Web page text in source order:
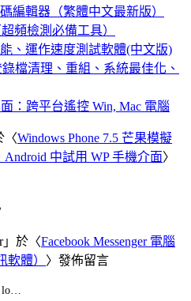
編輯器（繁體中文最新版）
頻檢測必備工具）
能、運作速度測試軟體(中文版)
錄檔清理、重組、系統最佳化、
：跨平台遙控 Win, Mac 電腦
〈Windows Phone 7.5 芒果模擬
Android 中試用 WP 手機介面〉
」於〈Facebook Messenger 電腦
軟體） 〉發佈留言
lo…